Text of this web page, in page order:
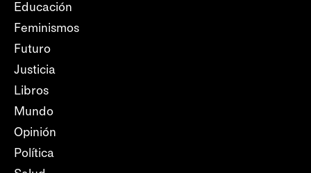
Educación
Feminismos
Futuro
Justicia
Libros
Mundo
Opinión
Política